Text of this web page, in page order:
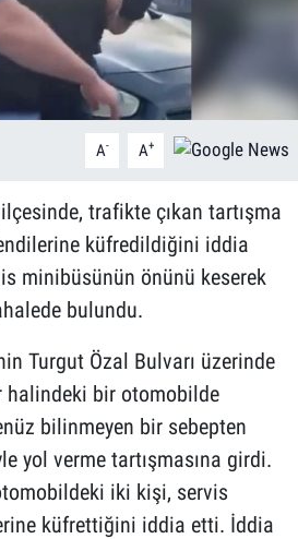
A- A+
ilçesinde, trafikte çıkan tartışma
küfredildiğini iddia
minibüsünün önünü keserek
bulundu.
Turgut Özal Bulvarı üzerinde
halindeki bir otomobilde
bilinmeyen bir sebepten
yol verme tartışmasına girdi.
iki kişi, servis
küfrettiğini iddia etti. İddia